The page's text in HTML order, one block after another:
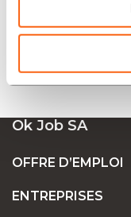
offres dans
Offres
Ok Job SA
OFFRE D’EMPLOI
ENTREPRISES